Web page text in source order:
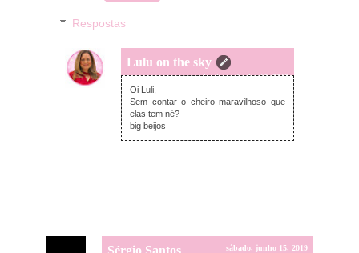
Respostas
Lulu on the sky
domingo, junho 16, 2019
Oi Luli,
Sem contar o cheiro maravilhoso que
elas tem né?
big beijos
Sérgio Santos sábado, junho 15, 2019